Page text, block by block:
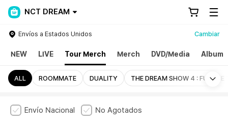
NCT DREAM
Envíos a Estados Unidos Cambiar
NEW LIVE Tour Merch Merch DVD/Media Album
ALL ROOMMATE DUALITY THE DREAM SHOW 4 : FUTURE
Envío Nacional No Agotados